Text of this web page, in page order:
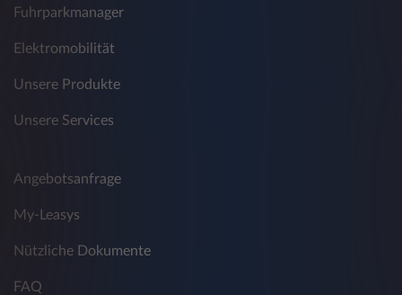
Fuhrparkmanager
Elektromobilität
Unsere Produkte
Unsere Services
Angebotsanfrage
My-Leasys
Nützliche Dokumente
FAQ